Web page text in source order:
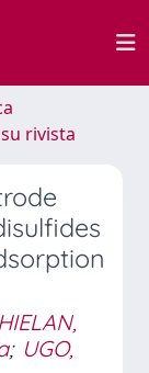
rivista
; UGO,